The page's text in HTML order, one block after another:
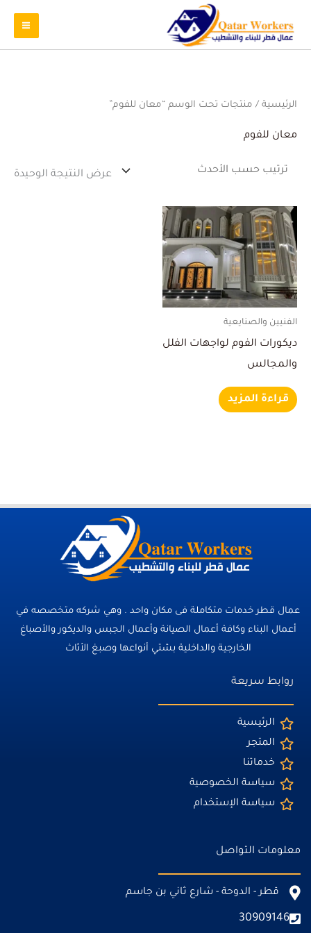
الرئيسية / منتجات تحت الوسم “معان للفوم”
معان للفوم
عرض النتيجة الوحيدة
الفنيين والصنايعية
ديكورات الفوم لواجهات الفلل
والمجالس
قراءة المزيد
عمال قطر خدمات متكاملة فى مكان واحد . وهي شركه متخصصه في
أعمال البناء وكافة أعمال الصيانة وأعمال الجبس والديكور والأصباغ
الخارجية والداخلية بشتي أنواعها وصبغ الأثاث
روابط سريعة
الرئيسية
المتجر
خدماتنا
سياسة الخصوصية
سياسة الإستخدام
معلومات التواصل
قطر - الدوحة - شارع ثاني بن جاسم
30909146